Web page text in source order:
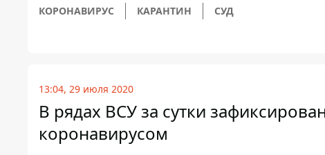
КОРОНАВИРУС КАРАНТИН СУД
13:04, 29 июля 2020
В рядах ВСУ за сутки
коронавирусом